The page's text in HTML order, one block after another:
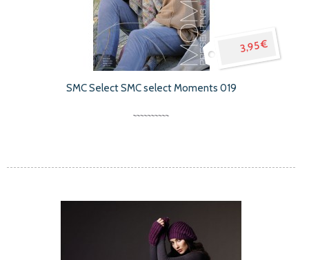
3,95 €
SMC Select SMC select Moments 019